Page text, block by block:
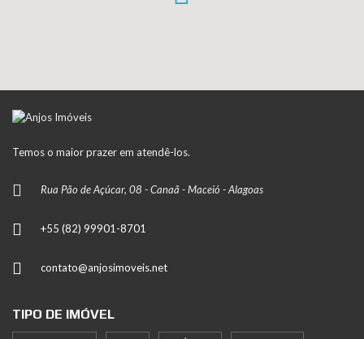
Temos o maior prazer em atendê-los.
Rua Pão de Açúcar, 08 - Canaã - Maceió - Alagoas
+55 (82) 99901-8701
contato@anjosimoveis.net
TIPO DE IMÓVEL